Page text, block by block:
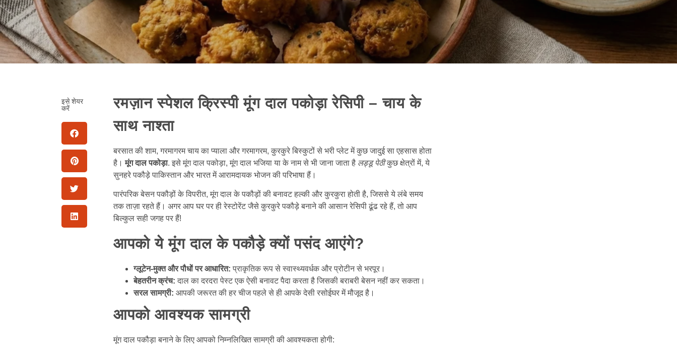
इसे शेयर
करें
रमज़ान स्पेशल क्रिस्पी मूंग दाल पकोड़ा रेसिपी – चाय के
साथ नाश्ता
बरसात की शाम, गरमागरम चाय का प्याला और गरमागरम, कुरकुरे बिस्कुटों से भरी प्लेट में कुछ जादुई सा एहसास होता
है।मूंग दाल पकोड़ा. इसे मूंग दाल पकोड़ा, मूंग दाल भजिया या के नाम से भी जाना जाता है लड्डू पेठीकुछ क्षेत्रों में, ये
सुनहरे पकौड़े पाकिस्तान और भारत में आरामदायक भोजन की परिभाषा हैं।
पारंपरिक बेसन पकौड़ों के विपरीत, मूंग दाल के पकौड़ों की बनावट हल्की और कुरकुरा होती है, जिससे ये लंबे समय
तक ताज़ा रहते हैं। अगर आप घर पर ही रेस्टोरेंट जैसे कुरकुरे पकौड़े बनाने की आसान रेसिपी ढूंढ रहे हैं, तो आप
बिल्कुल सही जगह पर हैं!
आपको ये मूंग दाल के पकौड़े क्यों पसंद आएंगे?
ग्लूटेन-मुक्त और पौधों पर आधारित: प्राकृतिक रूप से स्वास्थ्यवर्धक और प्रोटीन से भरपूर।
बेहतरीन क्रंच: दाल का दरदरा पेस्ट एक ऐसी बनावट पैदा करता है जिसकी बराबरी बेसन नहीं कर सकता।
सरल सामग्री: आपकी जरूरत की हर चीज पहले से ही आपके देसी रसोईघर में मौजूद है।
आपको आवश्यक सामग्री
मूंग दाल पकौड़ा बनाने के लिए आपको निम्नलिखित सामग्री की आवश्यकता होगी: